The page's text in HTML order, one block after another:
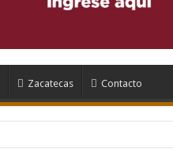
Zacatecas Contacto